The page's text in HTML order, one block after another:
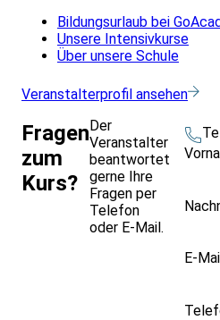
Bildungsurlaub bei
Unsere Intensivkurse
Über unsere Schule
Veranstalterprofil ansehen
Fragen
zum
Kurs?
Der
Veranstalter
beantwortet
gerne Ihre
Fragen per
Telefon
oder E-Mail.
E-Mail